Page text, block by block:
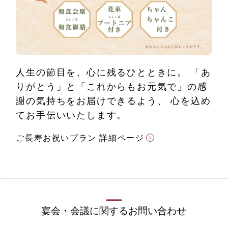
人生の節目を、心に残るひとときに。
「あ
りがとう」と「これからもお元気で」の感
謝の気持ちをお届けできるよう、
心を込め
てお手伝いいたします。
ご長寿お祝いプラン 詳細ページ
宴会・会議に関するお問い合わせ